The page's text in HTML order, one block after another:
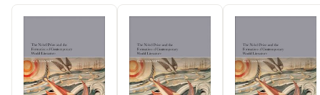
Klintberg,H. D.
Södergran